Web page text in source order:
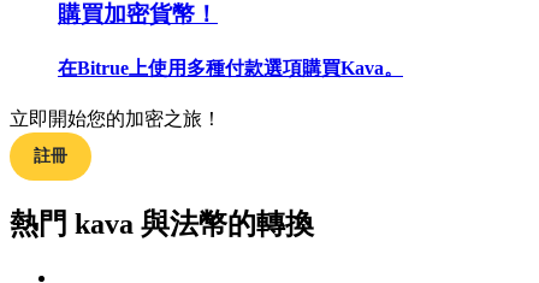
交易策略
學習如何保持盈利
購買加密貨幣！
在Bitrue上使用多種付款選項購買Kava。
立即開始您的加密之旅！
註冊
熱門 kava 與法幣的轉換